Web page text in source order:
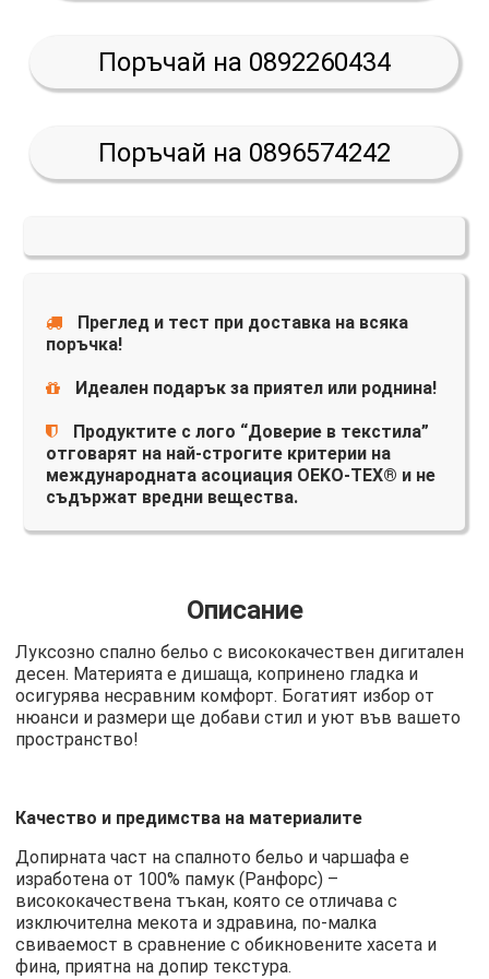
Поръчай на 0892260434
Поръчай на 0896574242
Преглед и тест при доставка на всяка
поръчка!
Идеален подарък за приятел или роднина!
Продуктите с лого “Доверие в текстила”
отговарят на най-строгите критерии на
международната асоциация OEKO-TEX® и не
съдържат вредни вещества.
Описание
Луксозно спално бельо с висококачествен дигитален
десен. Материята е дишаща, копринено гладка и
осигурява несравним комфорт. Богатият избор от
нюанси и размери ще добави стил и уют във вашето
пространство!
Качество и предимства на материалите
Допирната част на спалното бельо и чаршафа е
изработена от 100% памук (Ранфорс) –
висококачествена тъкан, която се отличава с
изключителна мекота и здравина, по-малка
свиваемост в сравнение с обикновените хасета и
фина, приятна на допир текстура.